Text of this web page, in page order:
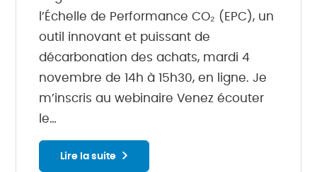
l’Échelle de Performance CO₂ (EPC), un
outil innovant et puissant de
décarbonation des achats, mardi 4
novembre de 14h à 15h30, en ligne. Je
m’inscris au webinaire Venez écouter
le…
Lire la suite